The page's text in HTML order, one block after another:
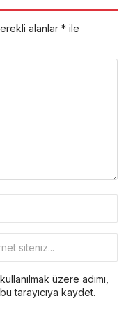
alanlar * ile
üzere adımı,
tarayıcıya kaydet.